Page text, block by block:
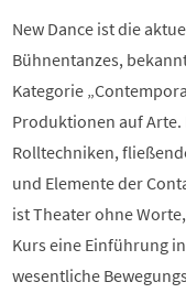
New Dance ist die
Bühnentanzes,
Kategorie
Produktionen auf Arte.
Rolltechniken,
und Elemente der
ist Theater ohne
Kurs eine Einführung
wesentliche